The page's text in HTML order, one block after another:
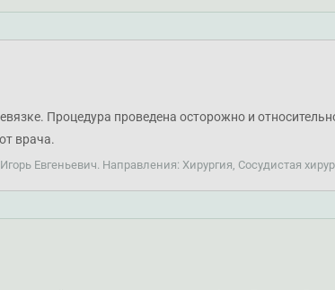
Процедура проведена осторожно и
врача.
Евгеньевич. Направления: Хирургия, Сосудистая